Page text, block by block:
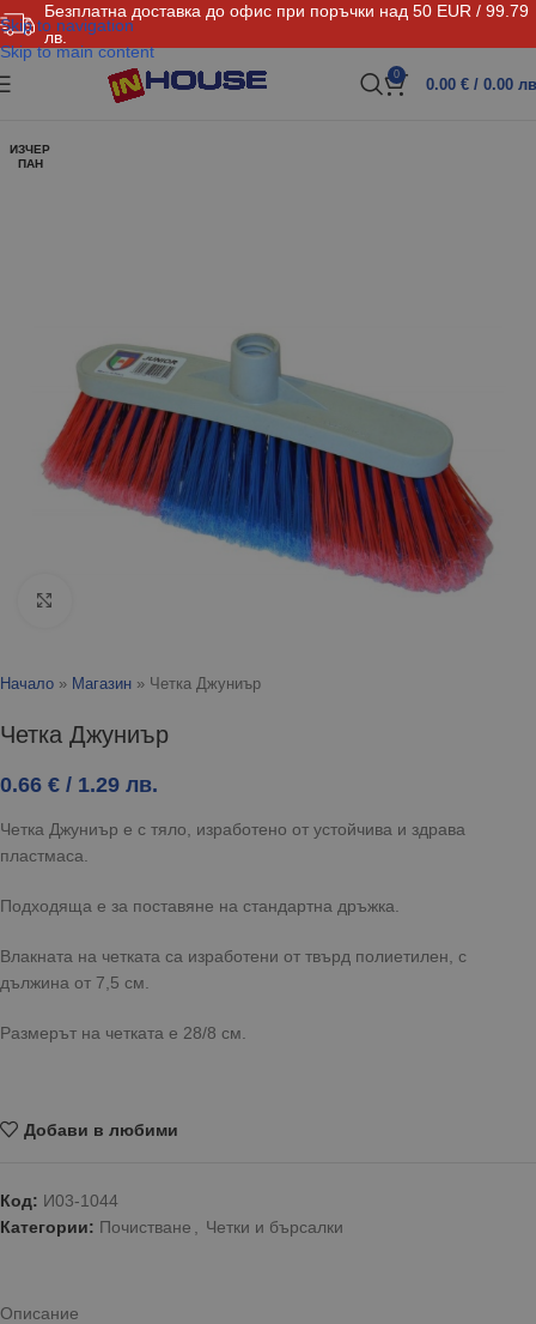
Безплатна доставка до офис при поръчки над 50 EUR / 99.79
лв.
Skip to navigation
Skip to main content
0
0.00 € / 0.00
ИЗЧЕР
ПАН
Начало » Магазин » Четка Джуниър
Четка Джуниър
0.66 € / 1.29 лв.
Четка Джуниър е с тяло, изработено от устойчива и здрава
пластмаса.
Подходяща е за поставяне на стандартна дръжка.
Влакната на четката са изработени от твърд полиетилен, с
дължина от 7,5 см.
Размерът на четката е 28/8 см.
Добави в любими
Код: И03-1044
Категории: Почистване Четки и бърсалки
Описание